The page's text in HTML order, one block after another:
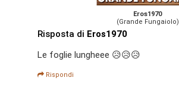
Eros1970
(Grande Fungaiolo)
Risposta di Eros1970
Le foglie lungheee 😥😥😥
Rispondi